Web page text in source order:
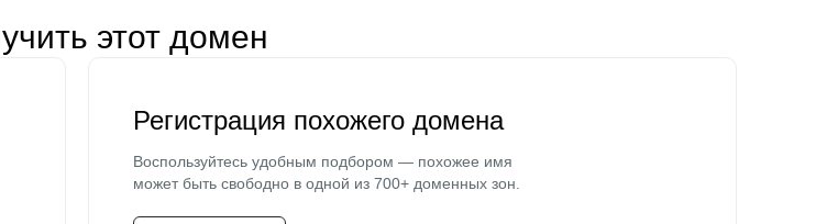
этот домен
Регистрация похожего домена
Воспользуйтесь удобным подбором — похожее имя
может быть свободно в одной из 700+ доменных зон.